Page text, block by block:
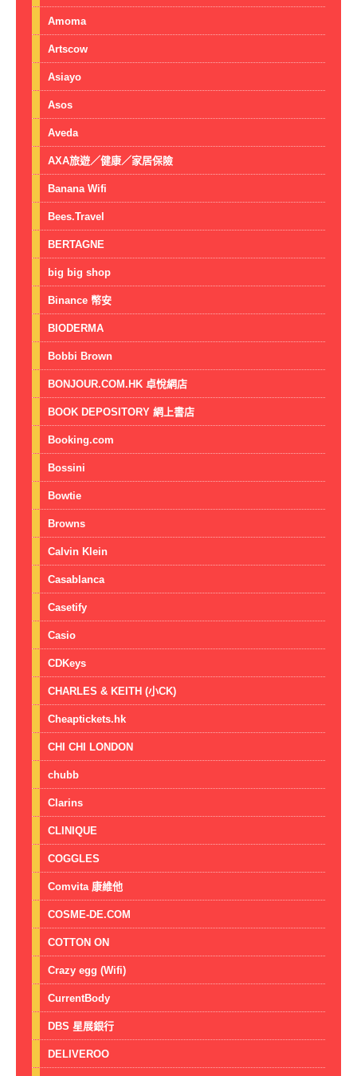
Amoma
Artscow
Asiayo
Asos
Aveda
AXA旅遊／健康／家居保險
Banana Wifi
Bees.Travel
BERTAGNE
big big shop
Binance 幣安
BIODERMA
Bobbi Brown
BONJOUR.COM.HK 卓悅網店
BOOK DEPOSITORY 網上書店
Booking.com
Bossini
Bowtie
Browns
Calvin Klein
Casablanca
Casetify
Casio
CDKeys
CHARLES & KEITH (小CK)
Cheaptickets.hk
CHI CHI LONDON
chubb
Clarins
CLINIQUE
COGGLES
Comvita 康維他
COSME-DE.COM
COTTON ON
Crazy egg (Wifi)
CurrentBody
DBS 星展銀行
DELIVEROO